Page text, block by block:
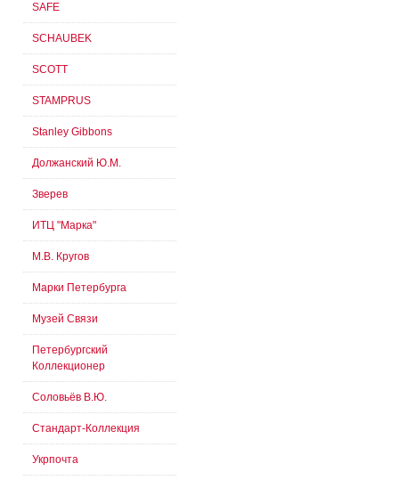
SAFE
SCHAUBEK
SCOTT
STAMPRUS
Stanley Gibbons
Должанский Ю.М.
Зверев
ИТЦ "Марка"
М.В. Кругов
Марки Петербурга
Музей Связи
Петербургский
Коллекционер
Соловьёв В.Ю.
Стандарт-Коллекция
Укрпочта